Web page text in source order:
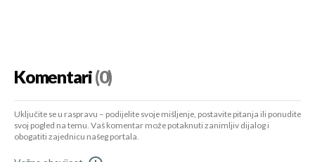
Komentari(0)
Uključite se u raspravu – podijelite svoje mišljenje, postavite pitanja ili ponudite
svoj pogled na temu. Vaš komentar može potaknuti zanimljiv dijalog i
obogatiti zajednicu našeg portala.